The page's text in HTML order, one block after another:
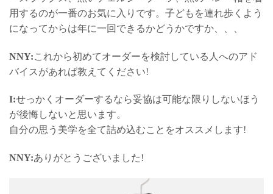
用するのが一番のお気に入りです。子どもを連れ歩くよう
になってからは年に一回できるかどうかですか、、、
NNY:これから初めてオーダーを検討している人へのアド
バイスがあれば教えてください!
I:せっかくオーダーするなら妥協は可能な限りしないほう
が後悔しないと思います。
自分の思う美学を全て詰め込むことをオススメします!
NNY:ありがとうございました!